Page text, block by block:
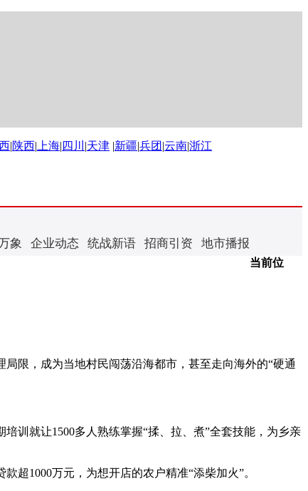
|陕西| 上海| 四川 |天津 |新疆|兵团 |云南|浙江
象 企业动态 统战新语 招商引资 地市播报
当前位
限，成为当地村民闯荡沿海都市，甚至走向海外的“硬通
训就让1500多人熟练掌握“揉、拉、煮”全套技能，为乡亲
1000万元，为想开店的农户精准“添柴加火”。